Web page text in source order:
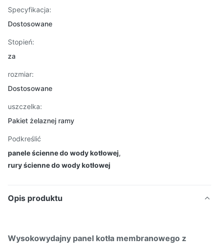
Specyfikacja:
Dostosowane
Stopień:
za
rozmiar:
Dostosowane
uszczelka:
Pakiet żelaznej ramy
Podkreślić
panele ścienne do wody kotłowej,
rury ścienne do wody kotłowej
Opis produktu
Wysokowydajny panel kotła membranowego z